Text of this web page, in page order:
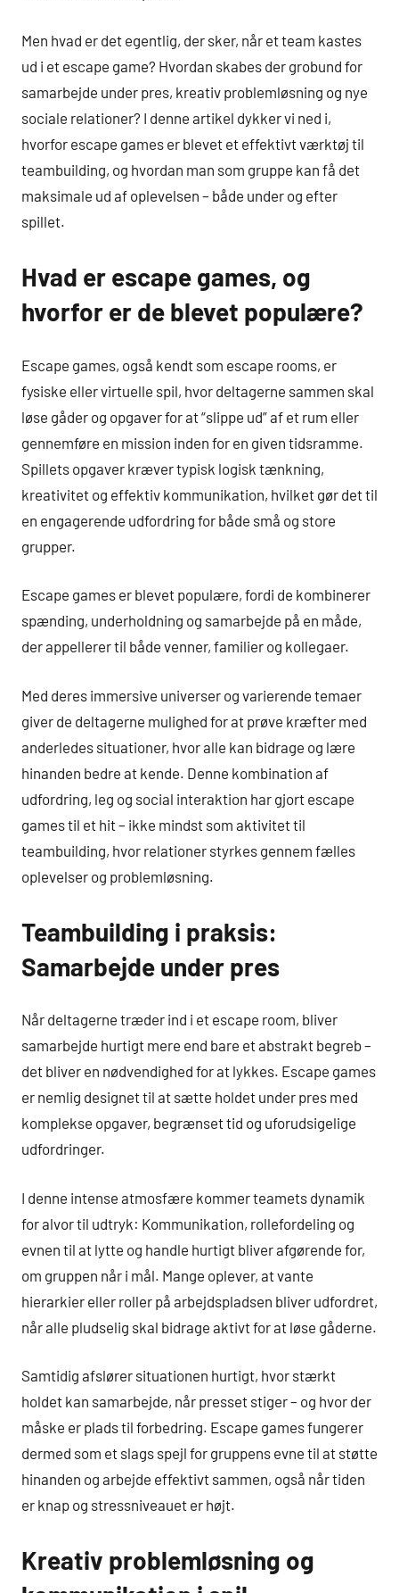
Men hvad er det egentlig, der sker, når et team kastes
ud i et escape game? Hvordan skabes der grobund for
samarbejde under pres, kreativ problemløsning og nye
sociale relationer? I denne artikel dykker vi ned i,
hvorfor escape games er blevet et effektivt værktøj til
teambuilding, og hvordan man som gruppe kan få det
maksimale ud af oplevelsen – både under og efter
spillet.
Hvad er escape games, og
hvorfor er de blevet populære?
Escape games, også kendt som escape rooms, er
fysiske eller virtuelle spil, hvor deltagerne sammen skal
løse gåder og opgaver for at “slippe ud” af et rum eller
gennemføre en mission inden for en given tidsramme.
Spillets opgaver kræver typisk logisk tænkning,
kreativitet og effektiv kommunikation, hvilket gør det til
en engagerende udfordring for både små og store
grupper.
Escape games er blevet populære, fordi de kombinerer
spænding, underholdning og samarbejde på en måde,
der appellerer til både venner, familier og kollegaer.
Med deres immersive universer og varierende temaer
giver de deltagerne mulighed for at prøve kræfter med
anderledes situationer, hvor alle kan bidrage og lære
hinanden bedre at kende. Denne kombination af
udfordring, leg og social interaktion har gjort escape
games til et hit – ikke mindst som aktivitet til
teambuilding, hvor relationer styrkes gennem fælles
oplevelser og problemløsning.
Teambuilding i praksis:
Samarbejde under pres
Når deltagerne træder ind i et escape room, bliver
samarbejde hurtigt mere end bare et abstrakt begreb –
det bliver en nødvendighed for at lykkes. Escape games
er nemlig designet til at sætte holdet under pres med
komplekse opgaver, begrænset tid og uforudsigelige
udfordringer.
I denne intense atmosfære kommer teamets dynamik
for alvor til udtryk: Kommunikation, rollefordeling og
evnen til at lytte og handle hurtigt bliver afgørende for,
om gruppen når i mål. Mange oplever, at vante
hierarkier eller roller på arbejdspladsen bliver udfordret,
når alle pludselig skal bidrage aktivt for at løse gåderne.
Samtidig afslører situationen hurtigt, hvor stærkt
holdet kan samarbejde, når presset stiger – og hvor der
måske er plads til forbedring. Escape games fungerer
dermed som et slags spejl for gruppens evne til at støtte
hinanden og arbejde effektivt sammen, også når tiden
er knap og stressniveauet er højt.
Kreativ problemløsning og